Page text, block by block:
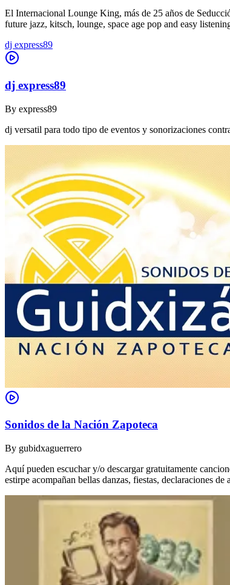
El Internacional Lounge King, más de 25 años de
future jazz, kitsch, lounge, space age pop and easy
dj express89
dj express89
By express89
dj versatil para todo tipo de eventos y sonorizaciones
Sonidos de la Nación Zapoteca
By gubidxaguerrero
Aquí pueden escuchar y/o descargar gratuitamente
estirpe acompañan bellas danzas, fiestas, declaraciones